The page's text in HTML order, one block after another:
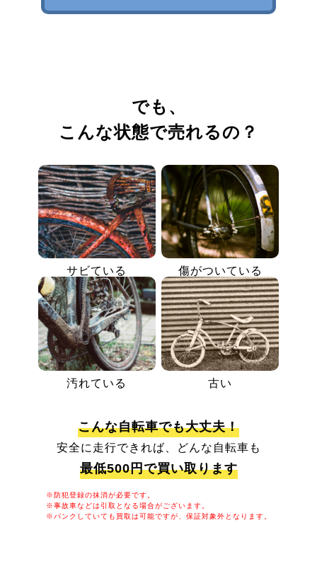
でも、
こんな状態で売れるの？
サビている 傷がついている
汚れている 古い
こんな自転車でも大丈夫！
安全に走行できれば、どんな自転車も
最低500円で買い取ります
※防犯登録の抹消が必要です。
※事故車などは引取となる場合がございます。
※パンクしていても買取は可能ですが、保証対象外となります。